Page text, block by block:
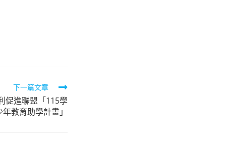
下一篇文章
促進聯盟「115學
教育助學計畫」